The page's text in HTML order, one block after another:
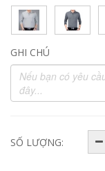
GHI CHÚ
SỐ LƯỢNG: